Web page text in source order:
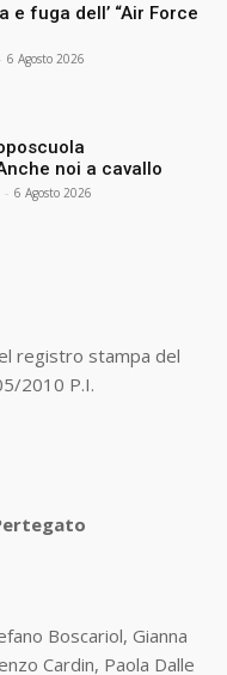
e fuga dell’ “Air Force
- 6 Agosto 2026
noi a cavallo
- 6 Agosto 2026
registro stampa del
2010 P.I.
Boscariol, Gianna
Cardin, Paola Dalle